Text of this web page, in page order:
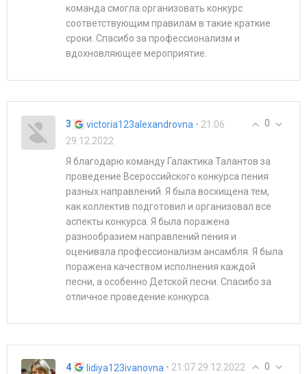
команда смогла организовать конкурс
соответствующим правилам в такие краткие
сроки. Спасибо за профессионализм и
вдохновляющее мероприятие.
0
3 victoria123alexandrovna • 21:06
29.12.2022
Я благодарю команду Галактика Талантов за
проведение Всероссийского конкурса пения
разных направлений. Я была восхищена тем,
как коллектив подготовил и организовал все
аспекты конкурса. Я была поражена
разнообразием направлений пения и
оценивала профессионализм ансамбля. Я была
поражена качеством исполнения каждой
песни, а особенно Детской песни. Спасибо за
отличное проведение конкурса.
0
4 lidiya123ivanovna • 21:07 29.12.2022